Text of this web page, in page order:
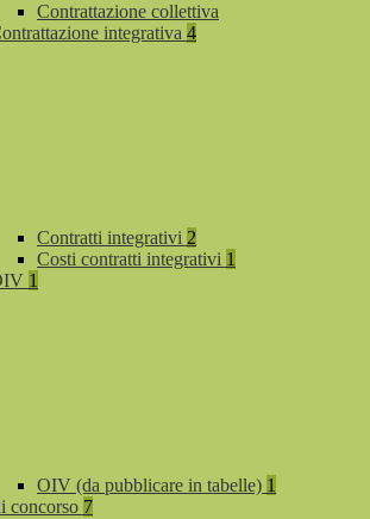
Contrattazione collettiva
integrativa 4
Contratti integrativi 2
Costi contratti integrativi 1
1
OIV (da pubblicare in tabelle) 1
concorso 7